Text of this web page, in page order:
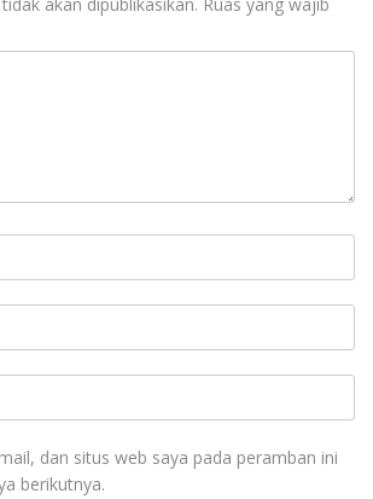
dan situs web saya pada peramban ini
berikutnya.